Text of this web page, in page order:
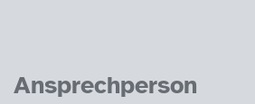
Ansprechperson